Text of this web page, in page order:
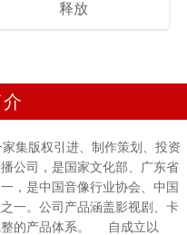
释放
集版权引进、制作策划、投资
公司，是国家文化部、广东省
，是中国音像行业协会、中国
一。公司产品涵盖影视剧、卡
整的产品体系。 自成立以